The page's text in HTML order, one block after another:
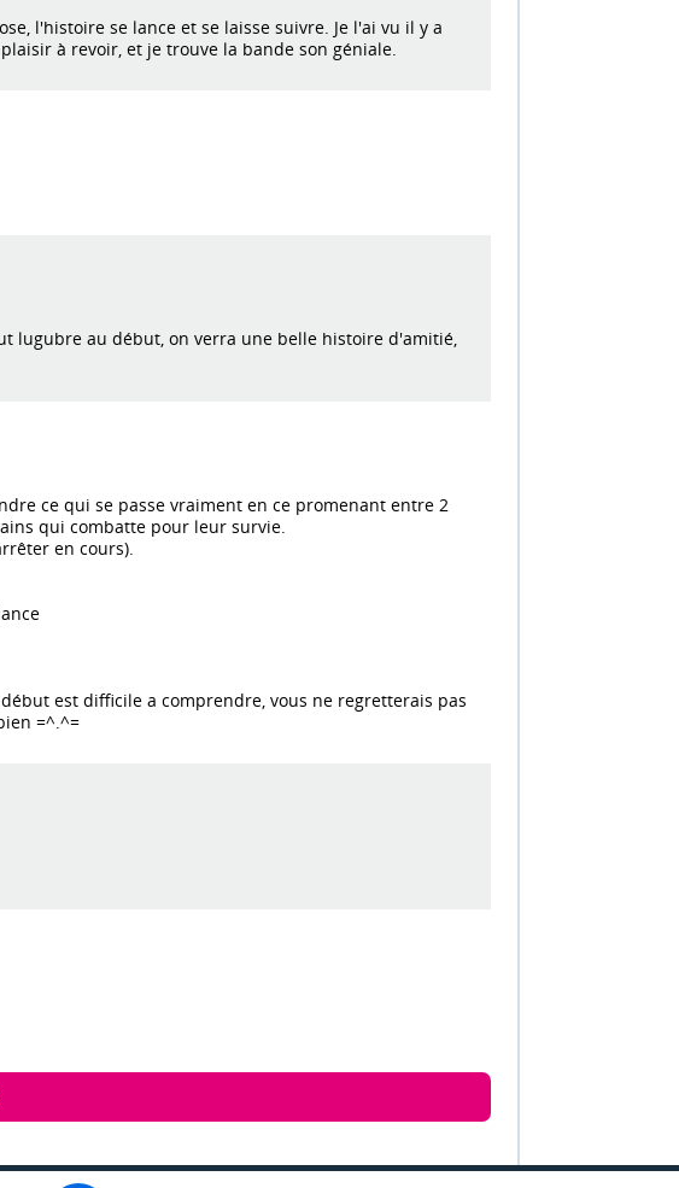
l'histoire se lance et se laisse suivre. Je l'ai vu il y a
à revoir, et je trouve la bande son géniale.
lugubre au début, on verra une belle histoire d'amitié,
ce qui se passe vraiment en ce promenant entre 2
qui combatte pour leur survie.
en cours).
est difficile a comprendre, vous ne regretterais pas
=^.^=